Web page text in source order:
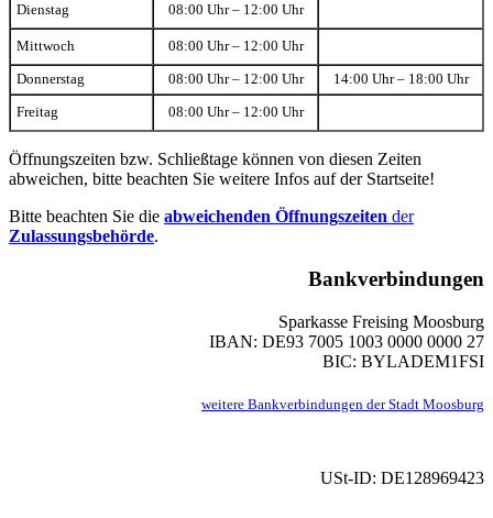
Dienstag 08:00 Uhr – 12:00 Uhr
Mittwoch 08:00 Uhr – 12:00 Uhr
Donnerstag 08:00 Uhr – 12:00 Uhr 14:00 Uhr – 18:00 Uhr
Freitag 08:00 Uhr – 12:00 Uhr
Öffnungszeiten bzw. Schließtage können von diesen Zeiten
abweichen, bitte beachten Sie weitere Infos auf der Startseite!
Bitte beachten Sie die abweichenden Öffnungszeiten der
Zulassungsbehörde.
Bankverbindungen
Sparkasse Freising Moosburg
IBAN: DE93 7005 1003 0000 0000 27
BIC: BYLADEM1FSI
weitere Bankverbindungen der Stadt Moosburg
USt-ID: DE128969423